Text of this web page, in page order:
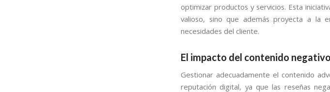
optimizar productos y servicios. Esta
valioso, sino que además proyecta a la
necesidades del cliente.
El impacto del contenido
Gestionar adecuadamente el contenido
reputación digital, ya que las reseñas